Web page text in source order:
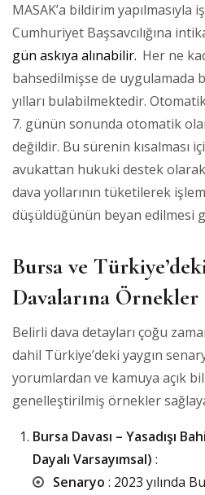
MASAK’a bildirim yapılmasıyla
Cumhuriyet Başsavcılığına
gün askıya alınabilir. Her ne
bahsedilmişse de uygulamada
yılları bulabilmektedir.
7. günün sonunda otomatik
değildir. Bu sürenin kısalması
avukattan hukuki destek
dava yollarının tüketilerek
düşüldüğünün beyan edilmesi
Bursa ve
Davalarına Örnekler
Belirli dava detayları çoğu
dahil Türkiye’deki yaygın
yorumlardan ve kamuya açık
genelleştirilmiş örnekler
Bursa Davası – Yasadışı
Dayalı Varsayımsal) :
Senaryo : 2023 yılında